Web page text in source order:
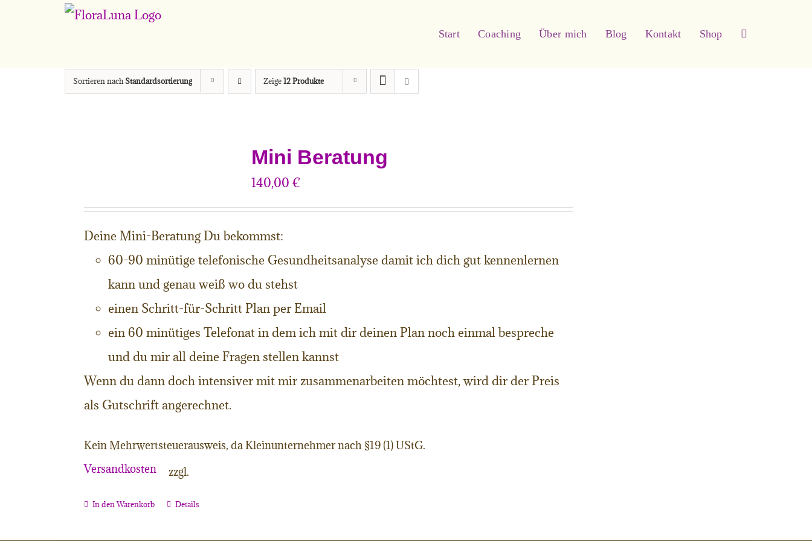
Start Coaching Über mich Blog Kontakt Shop
Sortieren nach Standardsortierung Zeige12 Produkte
Mini Beratung
140,00€
Deine Mini-Beratung Du bekommst:
60-90 minütige telefonische Gesundheitsanalyse damit ich dich gut kennenlernen
kann und genau weiß wo du stehst
einen Schritt-für-Schritt Plan per Email
ein 60 minütiges Telefonat in dem ich mit dir deinen Plan noch einmal bespreche
und du mir all deine Fragen stellen kannst
Wenn du dann doch intensiver mit mir zusammenarbeiten möchtest, wird dir der Preis
als Gutschrift angerechnet.
Kein Mehrwertsteuerausweis, da Kleinunternehmer nach §19 (1) UStG.
zzgl.
Versandkosten
In den Warenkorb Details